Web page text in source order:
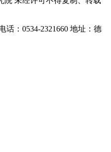
话：0534-2321660 地址：德